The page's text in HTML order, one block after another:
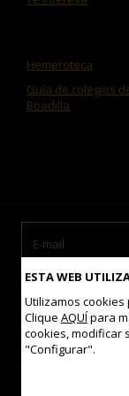
Hemeroteca
Guía de colegios
Boadilla
Acepto las
ESTA WEB
Utilizamos
Clique AQUÍpara
cookies, modificar
"Configurar".